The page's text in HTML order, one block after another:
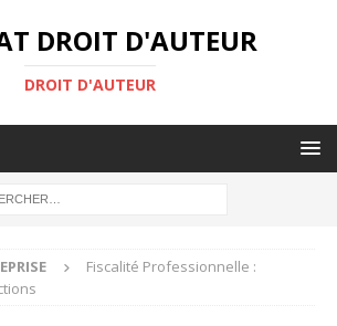
DROIT D'AUTEUR
DROIT D'AUTEUR
Fiscalité Professionnelle :